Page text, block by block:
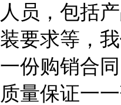
人员，包括
装要求等，
一份购销合
质量保证一